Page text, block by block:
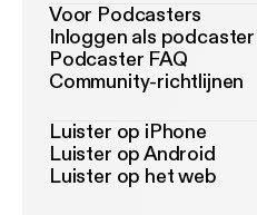
Voor Podcasters
Inloggen als podcaster
Podcaster FAQ
Community-richtlijnen
Luister op iPhone
Luister op Android
Luister op het web